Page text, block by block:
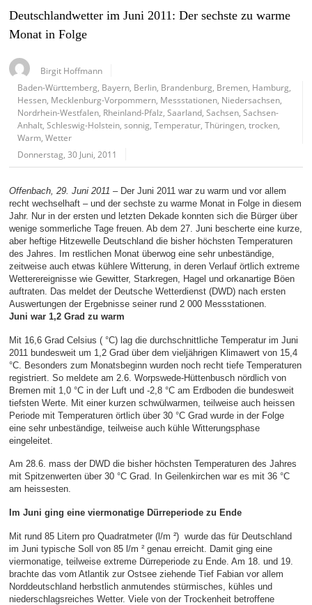
Deutschlandwetter im Juni 2011: Der sechste zu warme
Monat in Folge
Birgit Hoffmann
Baden-Württemberg Bayern Berlin Brandenburg Bremen Hamburg
Hessen Mecklenburg-Vorpommern Messstationen Niedersachsen
Nordrhein-Westfalen Rheinland-Pfalz ,Saarland ,Sachsen ,Sachsen-
Anhalt ,Schleswig-Holstein ,sonnig ,Temperatur ,Thüringen ,trocken
Warm ,Wetter
Donnerstag, 30 Juni, 2011
Offenbach, 29. Juni 2011 – Der Juni 2011 war zu warm und vor allem
recht wechselhaft – und der sechste zu warme Monat in Folge in diesem
Jahr. Nur in der ersten und letzten Dekade konnten sich die Bürger über
wenige sommerliche Tage freuen. Ab dem 27. Juni bescherte eine kurze,
aber heftige Hitzewelle Deutschland die bisher höchsten Temperaturen
des Jahres. Im restlichen Monat überwog eine sehr unbeständige,
zeitweise auch etwas kühlere Witterung, in deren Verlauf örtlich extreme
Wetterereignisse wie Gewitter, Starkregen, Hagel und orkanartige Böen
auftraten. Das meldet der Deutsche Wetterdienst (DWD) nach ersten
Auswertungen der Ergebnisse seiner rund 2 000 Messstationen.
Juni war 1,2 Grad zu warm
Mit 16,6 Grad Celsius ( °C) lag die durchschnittliche Temperatur im Juni
2011 bundesweit um 1,2 Grad über dem vieljährigen Klimawert von 15,4
°C. Besonders zum Monatsbeginn wurden noch recht tiefe Temperaturen
registriert. So meldete am 2.6. Worpswede-Hüttenbusch nördlich von
Bremen mit 1,0 °C in der Luft und -2,8 °C am Erdboden die bundesweit
tiefsten Werte. Mit einer kurzen schwülwarmen, teilweise auch heissen
Periode mit Temperaturen örtlich über 30 °C Grad wurde in der Folge
eine sehr unbeständige, teilweise auch kühle Witterungsphase
eingeleitet.
Am 28.6. mass der DWD die bisher höchsten Temperaturen des Jahres
mit Spitzenwerten über 30 °C Grad. In Geilenkirchen war es mit 36 °C
am heissesten.
Im Juni ging eine viermonatige Dürreperiode zu Ende
Mit rund 85 Litern pro Quadratmeter (l/m ²) wurde das für Deutschland
im Juni typische Soll von 85 l/m ² genau erreicht. Damit ging eine
viermonatige, teilweise extreme Dürreperiode zu Ende. Am 18. und 19.
brachte das vom Atlantik zur Ostsee ziehende Tief Fabian vor allem
Norddeutschland herbstlich anmutendes stürmisches, kühles und
niederschlagsreiches Wetter. Viele von der Trockenheit betroffene